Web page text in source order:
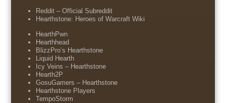
Reddit – Official Subreddit
Hearthstone: Heroes of Warcraft Wiki
HearthPwn
Hearthhead
BlizzPro’s Hearthstone
Liquid Hearth
Icy Veins – Hearthstone
Hearth2P
GosuGamers – Hearthstone
Hearthstone Players
TempoStorm